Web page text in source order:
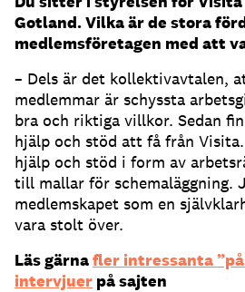
Gotland. Vilka är de stora
medlemsföretagen med att
– Dels är det kollektivavtalen,
medlemmar är schyssta
bra och riktiga villkor. Sedan
hjälp och stöd att få från
hjälp och stöd i form av
till mallar för schemaläggning.
medlemskapet som en
vara stolt över.
Läs gärnafler intressanta
intervjuer på sajten